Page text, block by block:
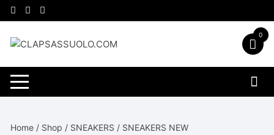
Vai
al
contenuto
0
Home / Shop / SNEAKERS / SNEAKERS NEW